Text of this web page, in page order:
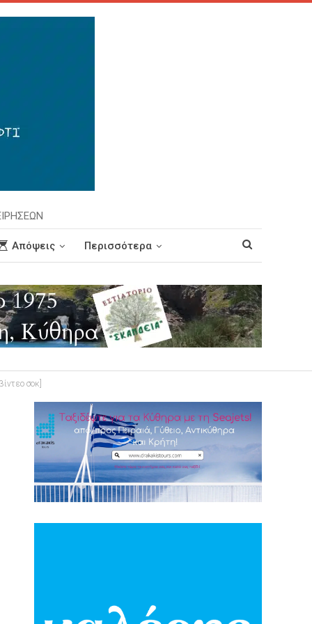
Απόψεις Περισσότερα
σοκ]